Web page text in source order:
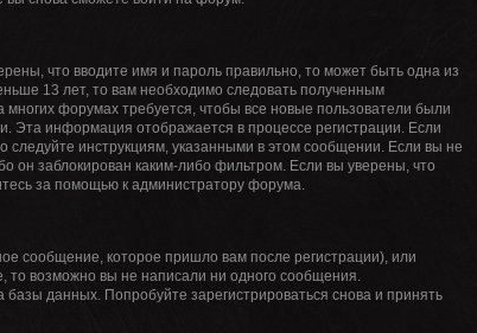
что вводите имя и пароль правильно, то может быть одна из
13 лет, то вам необходимо следовать полученным
многих форумах требуется, чтобы все новые пользователи были
Эта информация отображается в процессе регистрации. Если
инструкциям, указанными в этом сообщении. Если вы не
он заблокирован каким-либо фильтром. Если вы уверены, что
за помощью к администратору форума.
сообщение, которое пришло вам после регистрации), или
то возможно вы не написали ни одного сообщения.
данных. Попробуйте зарегистрироваться снова и принять